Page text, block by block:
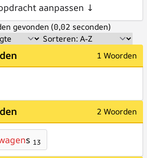
aanpassen ↓
gevonden (0,02 seconden)
1 Woorden
2 Woorden
s 13